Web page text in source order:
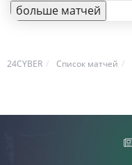
больше матчей
24CYBER Список матчей